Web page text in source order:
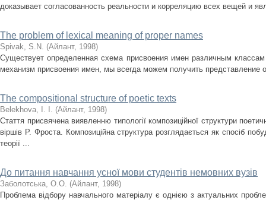
доказывает согласованность реальности и корреляцию всех вещей и
The problem of lexical meaning of proper names
Spivak, S.N. (Айлант, 1998)
Существует определенная схема присвоения имен различным
механизм присвоения имен, мы всегда можем получить представление
The compositional structure of poetic texts
Belekhova, I. I. (Айлант, 1998)
Стаття присвячена виявленню типології композиційної структури
віршів Р. Фроста. Композиційна структура розглядається як спосіб
теорії ...
До питання навчання усної мови студентів немовних вузів
Заболотська, О.О. (Айлант, 1998)
Проблема відбору навчального матеріалу є однією з актуальних